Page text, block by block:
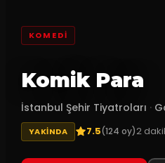
KOMEDI
Komik Para
İstanbul Şehir Tiyatroları ·
YAKINDA 7.5(124 oy)2